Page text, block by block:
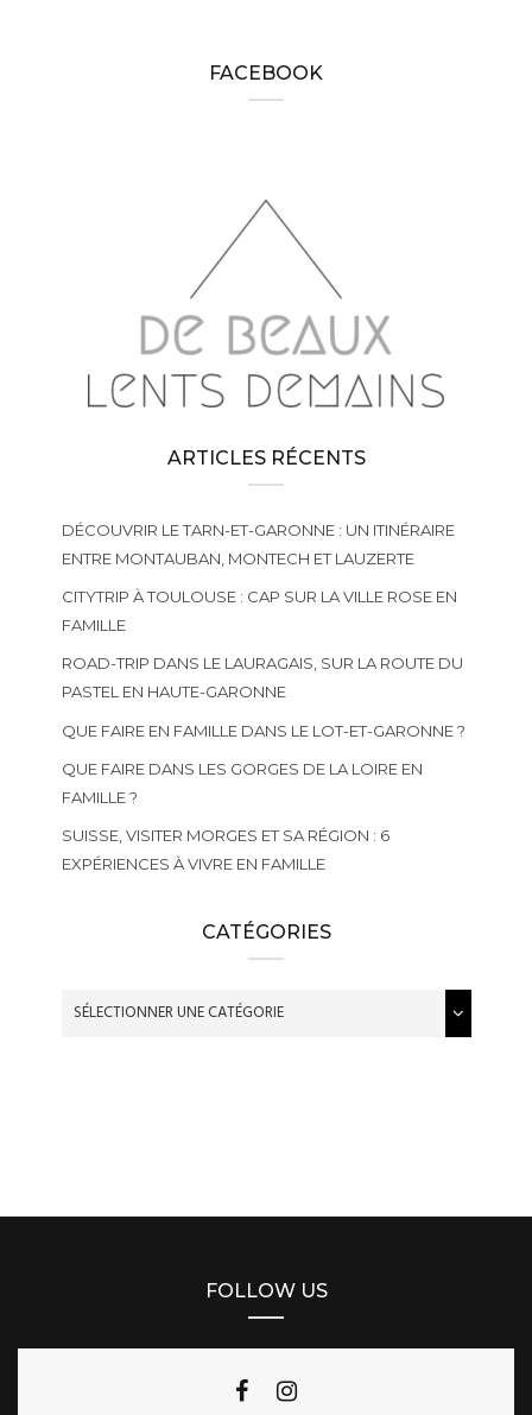
FACEBOOK
ARTICLES RÉCENTS
DÉCOUVRIR LE TARN-ET-GARONNE : UN ITINÉRAIRE
ENTRE MONTAUBAN, MONTECH ET LAUZERTE
CITYTRIP À TOULOUSE : CAP SUR LA VILLE ROSE EN
FAMILLE
ROAD-TRIP DANS LE LAURAGAIS, SUR LA ROUTE DU
PASTEL EN HAUTE-GARONNE
QUE FAIRE EN FAMILLE DANS LE LOT-ET-GARONNE ?
QUE FAIRE DANS LES GORGES DE LA LOIRE EN
FAMILLE ?
SUISSE, VISITER MORGES ET SA RÉGION : 6
EXPÉRIENCES À VIVRE EN FAMILLE
CATÉGORIES
FOLLOW US